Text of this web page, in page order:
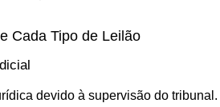
Cada Tipo de Leilão
devido à supervisão do tribunal.